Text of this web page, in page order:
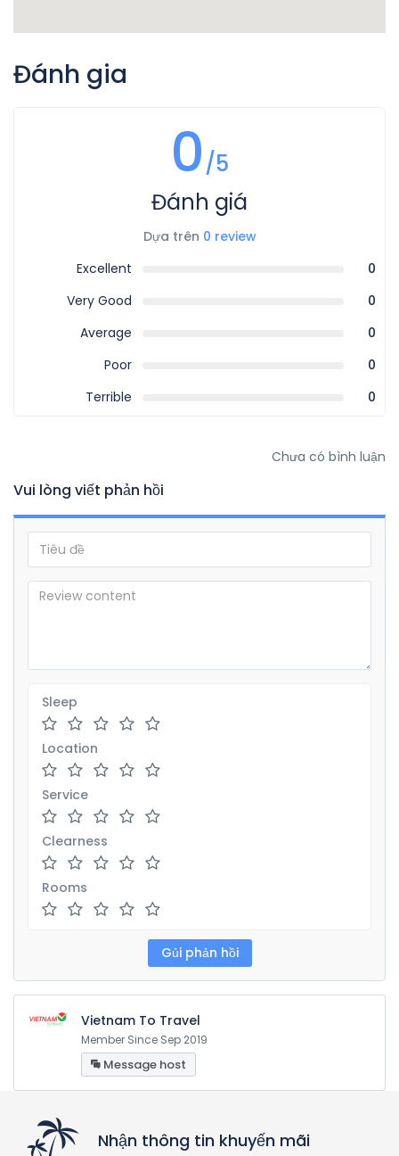
Đánh gia
0/5
Đánh giá
Dựa trên 0 review
Excellent
0
Very Good
0
Average
0
Poor
0
Terrible
0
Chưa có bình luận
Vui lòng viết phản hồi
Sleep
Location
Service
Clearness
Rooms
Vietnam To Travel
Member Since Sep 2019
Message host
Nhận thông tin khuyến mãi